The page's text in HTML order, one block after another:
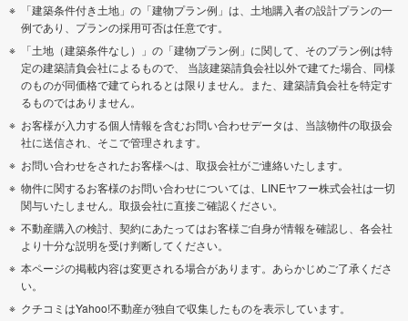
「建築条件付き土地」の「建物プラン例」は、土地購入者の設計プランの一
例であり、プランの採用可否は任意です。
「土地（建築条件なし）」の「建物プラン例」に関して、そのプラン例は特
定の建築請負会社によるもので、 当該建築請負会社以外で建てた場合、同様
のものが同価格で建てられるとは限りません。また、建築請負会社を特定す
るものではありません。
お客様が入力する個人情報を含むお問い合わせデータは、当該物件の取扱会
社に送信され、そこで管理されます。
お問い合わせをされたお客様へは、取扱会社がご連絡いたします。
物件に関するお客様のお問い合わせについては、LINEヤフー株式会社は一切
関与いたしません。取扱会社に直接ご確認ください。
不動産購入の検討、契約にあたってはお客様ご自身が情報を確認し、各会社
より十分な説明を受け判断してください。
本ページの掲載内容は変更される場合があります。あらかじめご了承くださ
い。
クチコミはYahoo!不動産が独自で収集したものを表示しています。